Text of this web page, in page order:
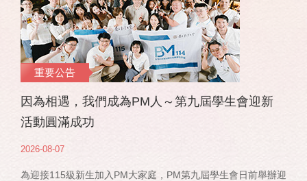
重要公告
因為相遇，我們成為PM人～第九屆學生會迎新
活動圓滿成功
2026-08-07
為迎接115級新生加入PM大家庭，PM第九屆學生會日前舉辦迎